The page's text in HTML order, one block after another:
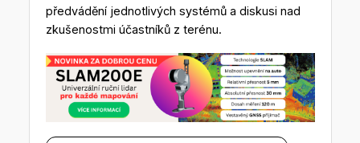
předvádění jednotlivých systémů a diskusi nad
zkušenostmi účastníků z terénu.